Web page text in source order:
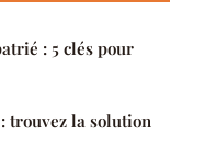
: 5 clés pour
trouvez la solution